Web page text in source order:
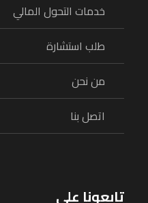
خدمات التحول المالي
طلب استشارة
من نحن
اتصل بنا
تابعونا على